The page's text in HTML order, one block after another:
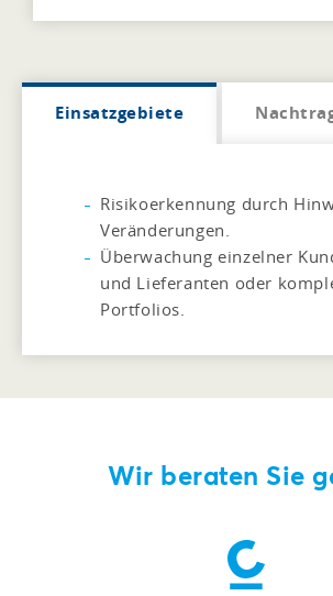
Einsatzgebiete
Risikoerkennung durch
Veränderungen.
Überwachung einzelner
und Lieferanten oder
Portfolios.
Wir beraten Sie